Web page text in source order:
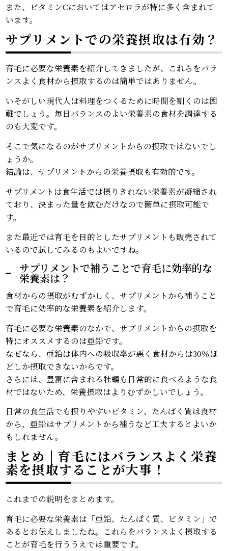
また、ビタミンCにおいてはアセロラが特に多く含まれて
います。
サプリメントでの栄養摂取は有効？
育毛に必要な栄養素を紹介してきましたが、これらをバラ
ンスよく食材から摂取するのは簡単ではありません。
いそがしい現代人は料理をつくるために時間を割くのは困
難でしょう。毎日バランスのよい栄養素の食材を調達する
のも大変です。
そこで気になるのがサプリメントからの摂取ではないでし
ょうか。
結論は、サプリメントからの栄養摂取も有効的です。
サプリメントは食生活では摂りきれない栄養素が凝縮され
ており、決まった量を飲むだけなので簡単に摂取可能で
す。
また最近では育毛を目的としたサプリメントも販売されて
いるので試してみるのもよいですね。
サプリメントで補うことで育毛に効率的な
栄養素は？
食材からの摂取がむずかしく、サプリメントから補うこと
で育毛に効率的な栄養素を紹介します。
育毛に必要な栄養素のなかで、サプリメントからの摂取を
特にオススメするのは亜鉛です。
なぜなら、亜鉛は体内への吸収率が悪く食材からは30％ほ
どしか摂取できないからです。
さらには、豊富に含まれる牡蠣も日常的に食べるような食
材ではないため、栄養摂取はよりむずかしいでしょう。
日常の食生活でも摂りやすいビタミン、たんぱく質は食材
から、亜鉛はサプリメントから補うなど工夫するとよいか
もしれません。
まとめ | 育毛にはバランスよく栄養
素を摂取することが大事！
これまでの説明をまとめます。
育毛に必要な栄養素は「亜鉛、たんぱく質、ビタミン」で
あるとお伝えしましたね。これらをバランスよく摂取する
ことが育毛を行ううえでは重要です。